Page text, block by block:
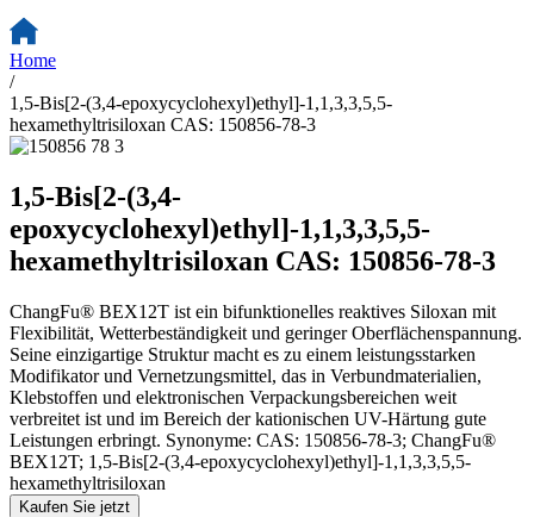
Home
/
1,5-Bis[2-(3,4-epoxycyclohexyl)ethyl]-1,1,3,3,5,5-
hexamethyltrisiloxan CAS: 150856-78-3
1,5-Bis[2-(3,4-
epoxycyclohexyl)ethyl]-1,1,3,3,5,5-
hexamethyltrisiloxan CAS: 150856-78-3
ChangFu® BEX12T ist ein bifunktionelles reaktives Siloxan mit
Flexibilität, Wetterbeständigkeit und geringer Oberflächenspannung.
Seine einzigartige Struktur macht es zu einem leistungsstarken
Modifikator und Vernetzungsmittel, das in Verbundmaterialien,
Klebstoffen und elektronischen Verpackungsbereichen weit
verbreitet ist und im Bereich der kationischen UV-Härtung gute
Leistungen erbringt. Synonyme: CAS: 150856-78-3; ChangFu®
BEX12T; 1,5-Bis[2-(3,4-epoxycyclohexyl)ethyl]-1,1,3,3,5,5-
hexamethyltrisiloxan
Kaufen Sie jetzt